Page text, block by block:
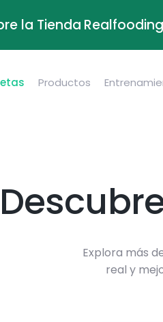
la Tienda
Productos
Explora más
real y